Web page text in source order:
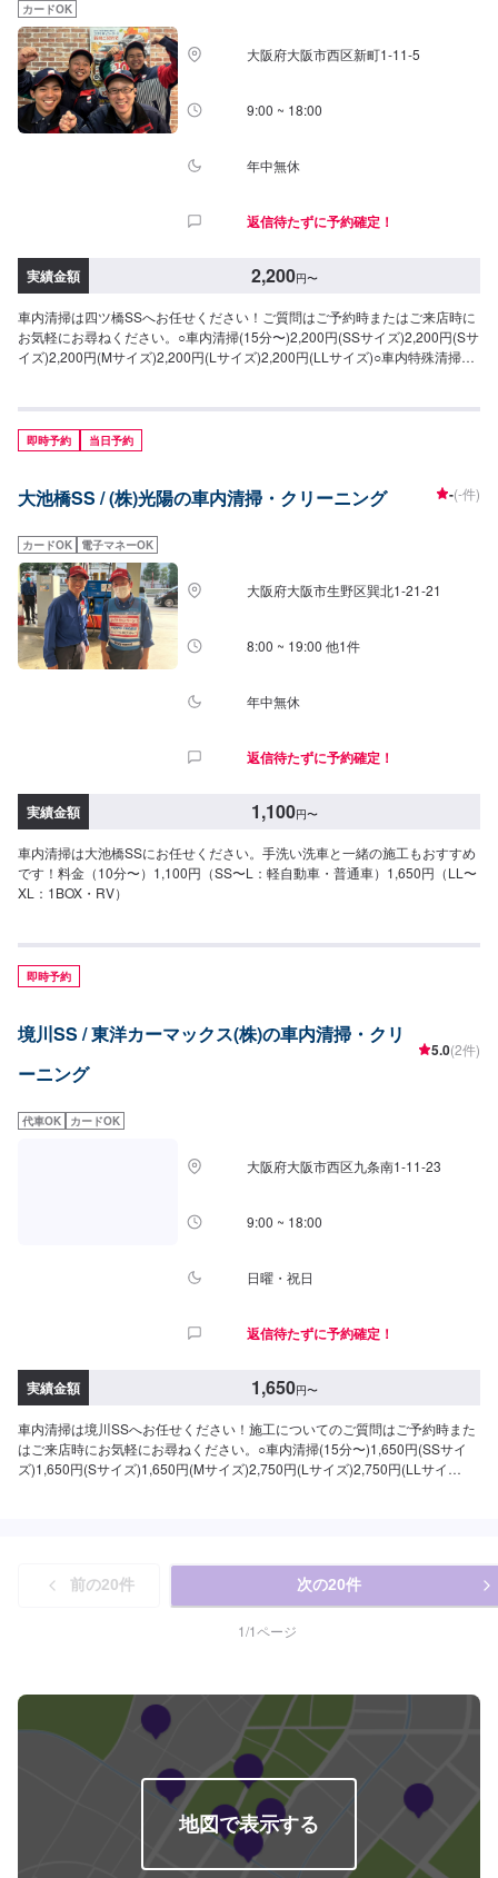
カードOK
大阪府大阪市西区新町1-11-5
9:00 ~ 18:00
年中無休
返信待たずに予約確定！
実績金額 2,200円〜
車内清掃は四ツ橋SSへお任せください！ご質問はご予約時またはご来店時に
お気軽にお尋ねください。○車内清掃(15分〜)2,200円(SSサイズ)2,200円(Sサ
イズ)2,200円(Mサイズ)2,200円(Lサイズ)2,200円(LLサイズ)○車内特殊清掃
ズ)
即時予約 当日予約
大池橋SS / (株)光陽の車内清掃・クリーニング -(-件)
カードOK 電子マネーOK
大阪府大阪市生野区巽北1-21-21
8:00 ~ 19:00 他1件
年中無休
返信待たずに予約確定！
実績金額 1,100円〜
車内清掃は大池橋SSにお任せください。手洗い洗車と一緒の施工もおすすめ
です！料金（10分〜）1,100円（SS〜L：軽自動車・普通車）1,650円（LL〜
XL：1BOX・RV）
即時予約
境川SS / 東洋カーマックス(株)の車内清掃・クリ
ーニング
5.0(2件)
代車OK カードOK
大阪府大阪市西区九条南1-11-23
9:00 ~ 18:00
日曜・祝日
返信待たずに予約確定！
実績金額 1,650円〜
車内清掃は境川SSへお任せください！施工についてのご質問はご予約時また
はご来店時にお気軽にお尋ねください。○車内清掃(15分〜)1,650円(SSサイ
ズ)1,650円(Sサイズ)1,650円(Mサイズ)2,750円(Lサイズ)2,750円(LLサイ
前の20件 次の20件
1/1ページ
地図で表示する